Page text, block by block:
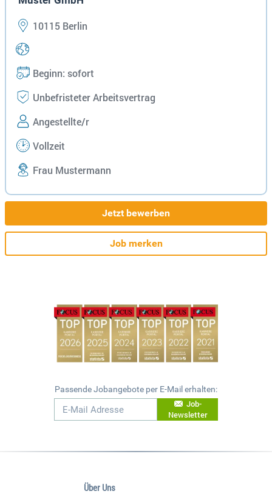
10115 Berlin
Beginn: sofort
Unbefristeter Arbeitsvertrag
Angestellte/r
Vollzeit
Frau Mustermann
Jetzt bewerben
Job merken
Passende Jobangebote per E-Mail erhalten:
Job-
Newsletter
Über Uns